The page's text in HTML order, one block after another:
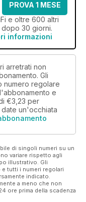
PROVA 1 MESE
e oltre 600 altri
dopo 30 giorni.
informazioni
arretrati non
Gli
numero regolare
e
€3,23 per
un'occhiata
di singoli numeri su un
variare rispetto agli
illustrativo. Gli
tutti i numeri regolari
indicato.
a meno che non
ore prima della scadenza